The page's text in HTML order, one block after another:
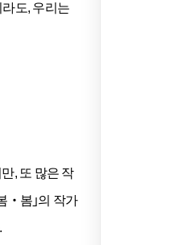
도, 우리는
, 또 많은 작
‧봄｣의 작가